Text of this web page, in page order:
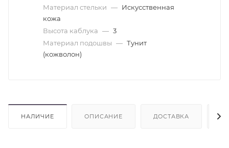
Материал стельки — Искусственная
кожа
Высота каблука — 3
Материал подошвы — Тунит
(кожволон)
НАЛИЧИЕ ОПИСАНИЕ ДОСТАВКА